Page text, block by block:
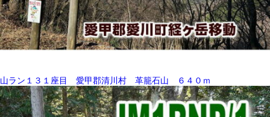
山ラン１３１座目 愛甲郡清川村 革籠石山 ６４０ｍ